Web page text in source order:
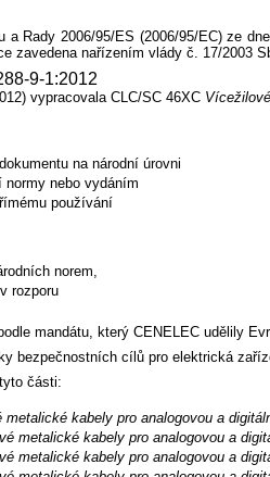
a Rady 2006/95/ES (2006/95/EC) ze
zavedena nařízením vlády č. 17/
9-1:2012
vypracovala CLC/SC 46XC
na národní úrovni
nebo vydáním
používání
norem,
rozporu
mandátu, který CENELEC udělily
bezpečnostních cílů pro elektrická
části:
metalické kabely pro analogovou a
metalické kabely pro analogovou a
metalické kabely pro analogovou a